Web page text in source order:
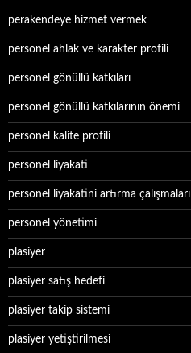
perakendeye hizmet vermek
personel ahlak ve karakter profili
personel gönüllü katkıları
personel gönüllü katkılarının önemi
personel kalite profili
personel liyakati
personel liyakatini artırma çalışmaları
personel yönetimi
plasiyer
plasiyer satış hedefi
plasiyer takip sistemi
plasiyer yetiştirilmesi